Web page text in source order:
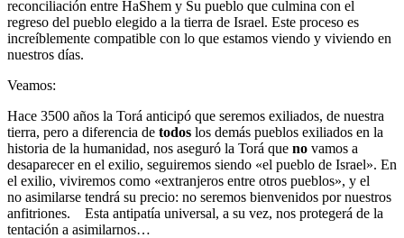
reconciliación entre HaShem y Su pueblo que culmina con el
regreso del pueblo elegido a la tierra de Israel. Este proceso es
increíblemente compatible con lo que estamos viendo y viviendo en
nuestros días.
Veamos:
Hace 3500 años la Torá anticipó que seremos exiliados, de nuestra
tierra, pero a diferencia de todos los demás pueblos exiliados en la
historia de la humanidad, nos aseguró la Torá que no vamos a
desaparecer en el exilio, seguiremos siendo «el pueblo de Israel». En
el exilio, viviremos como «extranjeros entre otros pueblos», y el
no asimilarse tendrá su precio: no seremos bienvenidos por nuestros
anfitriones. Esta antipatía universal, a su vez, nos protegerá de la
tentación a asimilarnos…